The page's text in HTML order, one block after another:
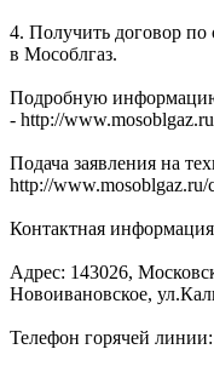
4. Получить договор
в Мособлгаз.
Подробную
- http://
Подача заявления на
http://www.mosoblgaz.ru/
Контактная
Адрес: 143026,
Новоивановское,
Телефон горячей